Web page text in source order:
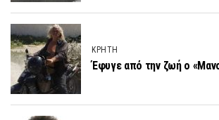
ΚΡΗΤΗ
Έφυγε από την ζωή ο